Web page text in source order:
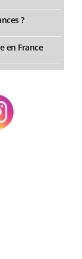
?
en France